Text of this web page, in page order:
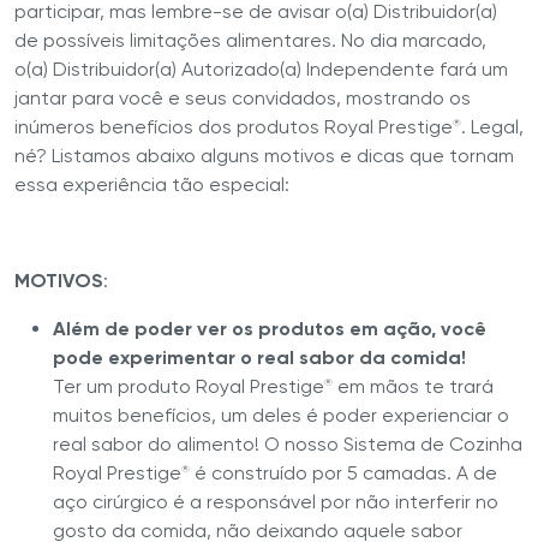
participar, mas lembre-se de avisar o(a) Distribuidor(a)
de possíveis limitações alimentares. No dia marcado,
o(a) Distribuidor(a) Autorizado(a) Independente fará um
jantar para você e seus convidados, mostrando os
inúmeros benefícios dos produtos Royal Prestige®. Legal,
né? Listamos abaixo alguns motivos e dicas que tornam
essa experiência tão especial:
MOTIVOS:
Além de poder ver os produtos em ação, você
pode experimentar o real sabor da comida!
Ter um produto Royal Prestige® em mãos te trará
muitos benefícios, um deles é poder experienciar o
real sabor do alimento! O nosso Sistema de Cozinha
Royal Prestige® é construído por 5 camadas. A de
aço cirúrgico é a responsável por não interferir no
gosto da comida, não deixando aquele sabor